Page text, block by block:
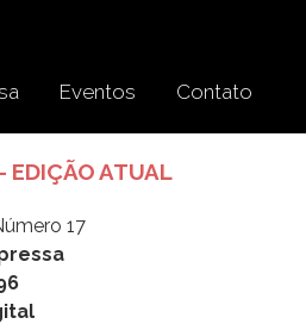
Eventos Contato
EDIÇÃO ATUAL
17